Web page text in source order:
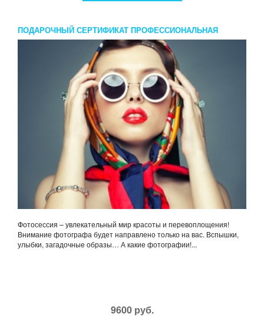
ПОДАРОЧНЫЙ СЕРТИФИКАТ ПРОФЕССИОНАЛЬНАЯ
ФОТОСЕССИЯ
Фотосессия – увлекательный мир красоты и перевоплощения!
Внимание фотографа будет направлено только на вас. Вспышки,
улыбки, загадочные образы… А какие фотографии!...
9600 руб.